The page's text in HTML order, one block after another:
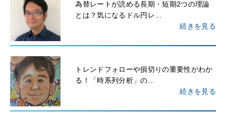
為替レートが読める長期・短期2つの理論
とは？気になるドル円レ…
続きを見る
トレンドフォローや損切りの重要性がわか
る！「時系列分析」の…
続きを見る